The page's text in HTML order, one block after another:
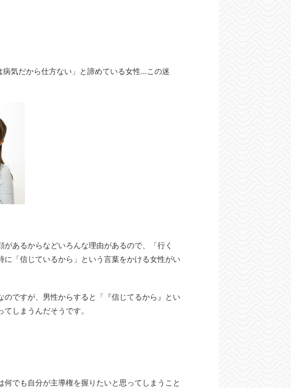
気だから仕方ない」と諦めている女性…この迷
あるからなどいろんな理由があるので、「行く
「信じているから」という言葉をかける女性がい
ですが、男性からすると「『信じてるから』とい
しまうんだそうです。
でも自分が主導権を握りたいと思ってしまうこと